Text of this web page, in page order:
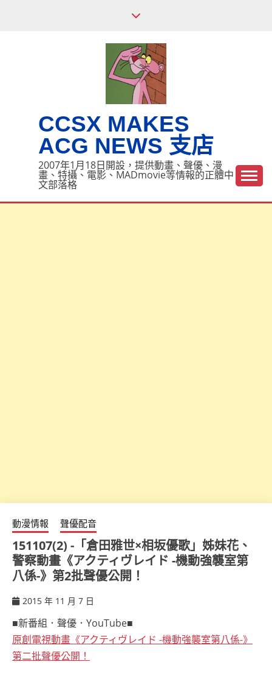
CCSX MAKES
ACG NEWS 支店
2007年1月18日開設，提供動畫、聲優、漫
畫、特攝、電影、MADmovie等情報的正體中
文部落格
動漫情報 聲優配音
151107(2) -「倉田雅世×相坂優歌」姊妹花、
警察動畫《アクティヴレイド -機動強襲室第
八係-》第2批聲優公開！
2015 年 11 月 7 日
■新番組．聲優．YouTube■
原創電視動畫《アクティヴレイド -機動強襲室第八係-》
第二批聲優公開！